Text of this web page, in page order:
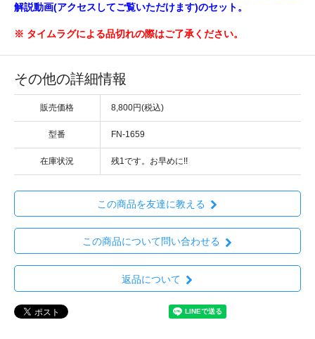
解説動画(アクセスしてご覧いただけます)のセット。
※ タイムラグによる品切れの際はご了承ください。
その他の詳細情報
販売価格 8,800円(税込)
型番 FN-1659
在庫状況 残1です。お早めに!!
この商品を友達に教える
この商品について問い合わせる
返品について